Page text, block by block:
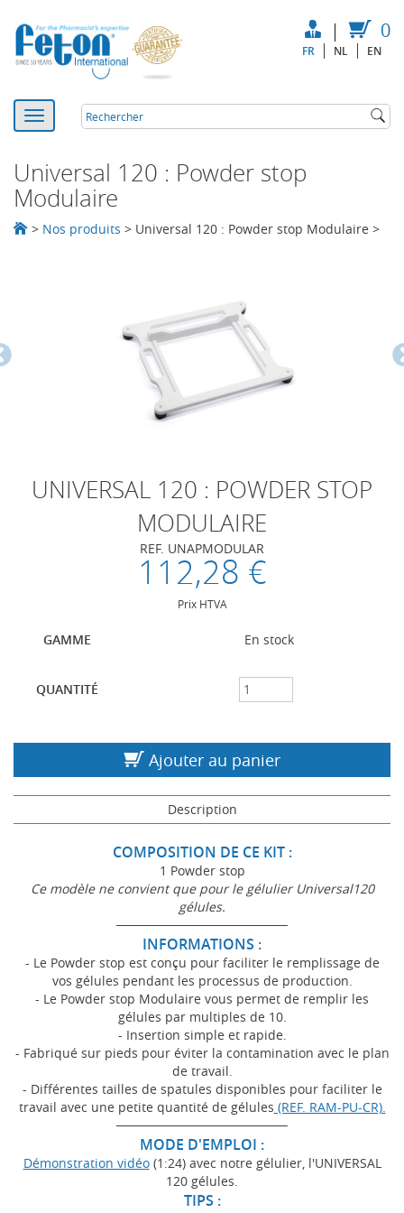
| 0
FR NL EN
Universal 120 : Powder stop
Modulaire
> Nos produits > Universal 120 : Powder stop Modulaire >
UNIVERSAL 120 : POWDER STOP
MODULAIRE
REF. UNAPMODULAR
112,28 €
Prix HTVA
GAMME En stock
QUANTITÉ
Ajouter au panier
Description
COMPOSITION DE CE KIT :
1 Powder stop
Ce modèle ne convient que pour le gélulier Universal120
gélules.
───────────────────
INFORMATIONS :
- Le Powder stop est conçu pour faciliter le remplissage de
vos gélules pendant les processus de production.
- Le Powder stop Modulaire vous permet de remplir les
gélules par multiples de 10.
- Insertion simple et rapide.
- Fabriqué sur pieds pour éviter la contamination avec le plan
de travail.
- Différentes tailles de spatules disponibles pour faciliter le
travail avec une petite quantité de gélules (REF. RAM-PU-CR).
───────────────────
MODE D'EMPLOI :
Démonstration vidéo(1:24) avec notre gélulier, l'UNIVERSAL
120 gélules.
TIPS :